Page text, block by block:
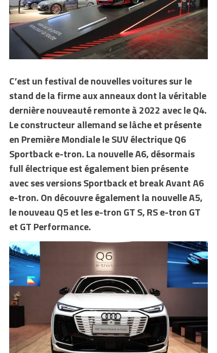
C’est un festival de nouvelles voitures sur le
stand de la firme aux anneaux dont la véritable
dernière nouveauté remonte à 2022 avec le Q4.
Le constructeur allemand se lâche et présente
en Première Mondiale le SUV électrique Q6
Sportback e-tron. La nouvelle A6, désormais
full électrique est également bien présente
avec ses versions Sportback et break Avant A6
e-tron. On découvre également la nouvelle A5,
le nouveau Q5 et les e-tron GT S, RS e-tron GT
et GT Performance.